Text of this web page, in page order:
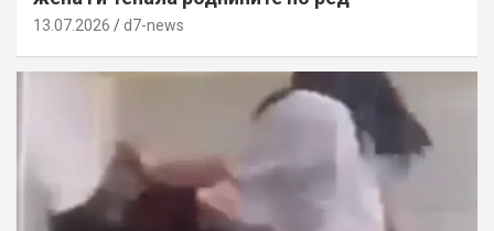
13.07.2026 d7-news